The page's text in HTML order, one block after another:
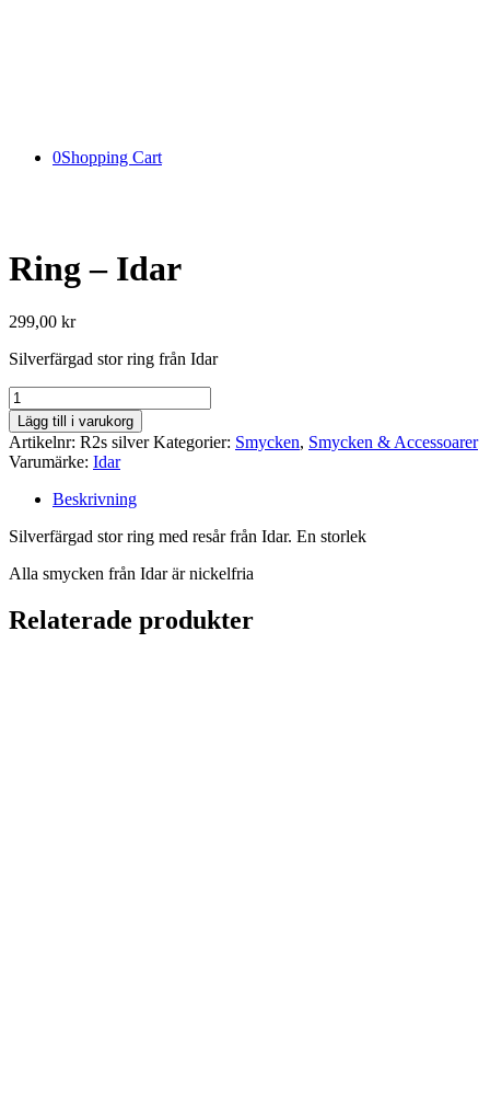
0Shopping Cart
Ring – Idar
299,00 kr
Silverfärgad stor ring från Idar
Ring
-
Idar
mängd
Lägg till i varukorg
Artikelnr: R2s silver Kategorier: Smycken, Smycken & Accessoarer
Varumärke: Idar
Beskrivning
Silverfärgad stor ring med resår från Idar. En storlek
Alla smycken från Idar är nickelfria
Relaterade produkter